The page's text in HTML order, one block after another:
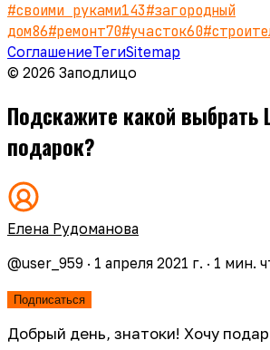
#своими руками143#загородный
дом86#ремонт70#участок60#
СоглашениеТегиSitemap
© 2026 Заподлицо
Подскажите какой выбрать
подарок?
Елена Рудоманова
@user_959 · 1 апреля 2021 г. · 1 мин.
Подписаться
Добрый день, знатоки! Хочу